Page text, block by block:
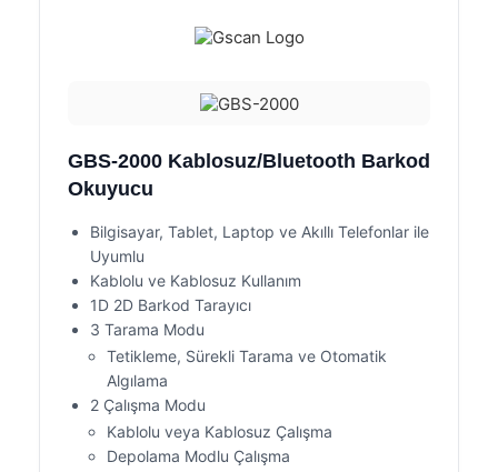
GBS-2000 Kablosuz/Bluetooth Barkod
Okuyucu
Bilgisayar, Tablet, Laptop ve Akıllı Telefonlar ile
Uyumlu
Kablolu ve Kablosuz Kullanım
1D 2D Barkod Tarayıcı
3 Tarama Modu
Tetikleme, Sürekli Tarama ve Otomatik
Algılama
2 Çalışma Modu
Kablolu veya Kablosuz Çalışma
Depolama Modlu Çalışma